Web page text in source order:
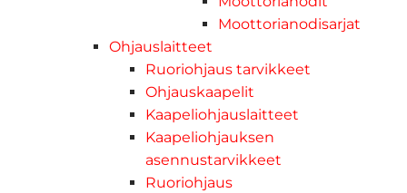
Moottorianodisarjat
Ohjauslaitteet
Ruoriohjaus tarvikkeet
Ohjauskaapelit
Kaapeliohjauslaitteet
Kaapeliohjauksen
asennustarvikkeet
Ruoriohjaus